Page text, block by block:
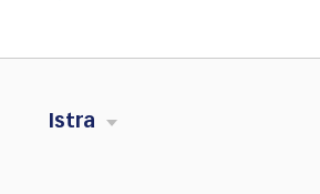
Istra